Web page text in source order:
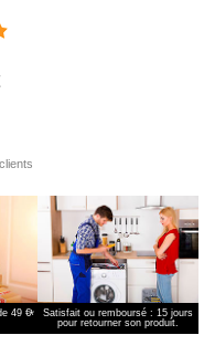
49 €*
Satisfait ou remboursé : 15 jours
pour retourner son produit.